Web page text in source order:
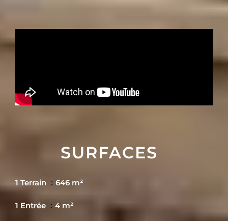
SURFACES
1 Terrain 646 m²
1 Entrée 4 m²